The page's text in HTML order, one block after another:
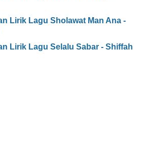
Lirik Lagu Sholawat Man Ana -
Lirik Lagu Selalu Sabar - Shiffah